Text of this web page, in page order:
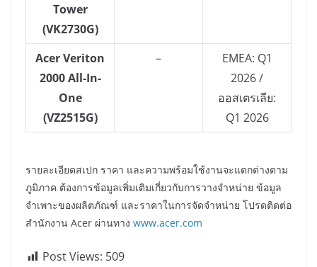
Tower
(VK2730G)
Acer Veriton
2000 All-In-
One
(VZ2515G)
–
EMEA: Q1
2026 /
ออสเตรเลีย:
Q1 2026
รายละเอียดสเปก ราคา และความพร้อมใช้งานจะแตกต่างตาม
ภูมิภาค ต้องการข้อมูลเพิ่มเติมเกี่ยวกับการวางจำหน่าย ข้อมูล
จำเพาะของผลิตภัณฑ์ และราคาในการจัดจำหน่าย โปรดติดต่อ
สำนักงาน Acer ผ่านทาง www.acer.com
Post Views: 509